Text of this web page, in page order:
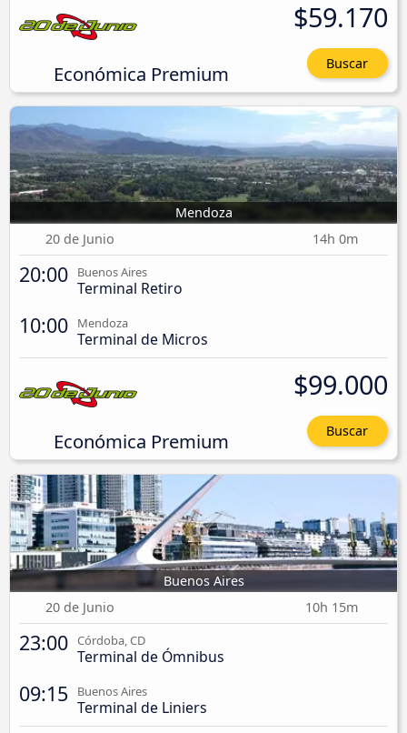
Económica Premium
$59.170
Buscar
Mendoza
20 de Junio
14h 0m
20:00 Buenos Aires
Terminal Retiro
10:00 Mendoza
Terminal de Micros
Económica Premium
$99.000
Buscar
Buenos Aires
20 de Junio
10h 15m
23:00 Córdoba, CD
Terminal de Ómnibus
09:15 Buenos Aires
Terminal de Liniers